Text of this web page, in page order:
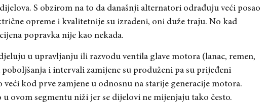
S obzirom na to da današnji alternatori odrađuju veći posao
opreme i kvalitetnije su izrađeni, oni duže traju. No kad
popravka nije kao nekada.
u upravljanju ili razvodu ventila glave motora (lanac, remen,
i intervali zamijene su produženi pa su prijeđeni
kod prve zamjene u odnosnu na starije generacije motora.
u ovom segmentu niži jer se dijelovi ne mijenjaju tako često.